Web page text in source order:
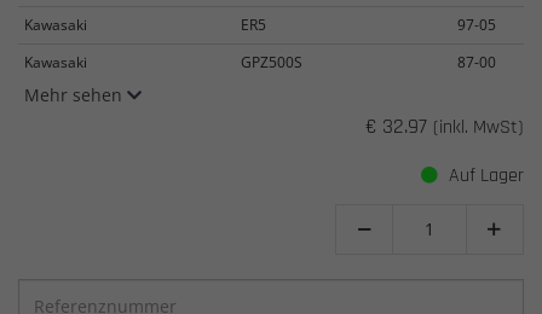
Kawasaki
ER5
97-05
Kawasaki
GPZ500S 87-00
Mehr sehen
€ 32.97 (inkl. MwSt)
Auf Lager
 